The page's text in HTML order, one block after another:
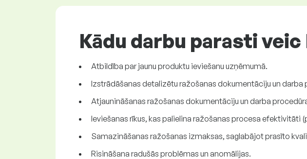
Kādu darbu parasti
Atbildība par jaunu produktu ieviešanu uzņēmumā.
Izstrādāšanas detalizētu ražošanas dokumentāciju un darba
Atjaunināšanas ražošanas dokumentāciju un darba
Ieviešanas rīkus, kas palielina ražošanas procesa efektivitāti
Samazināšanas ražošanas izmaksas, saglabājot prasīto
Risināšana radušās problēmas un anomālijas.